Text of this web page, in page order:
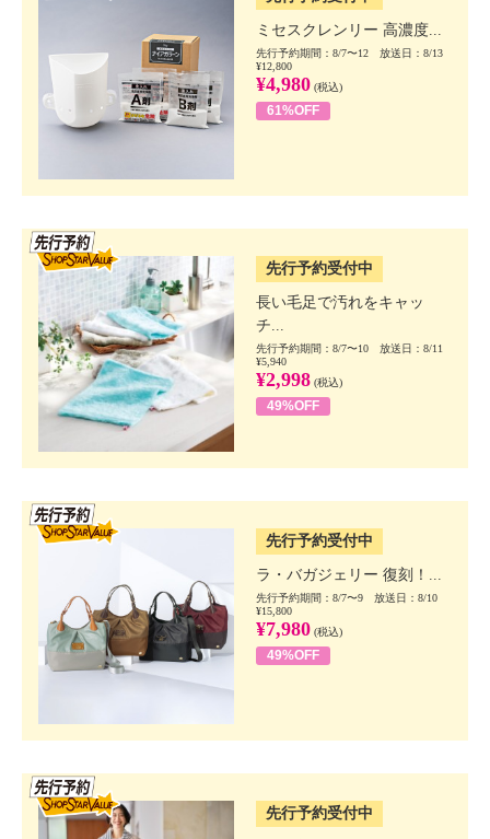
ミセスクレンリー 高濃度...
先行予約期間：8/7〜12 放送日：8/13
¥12,800
¥4,980 (税込)
61%OFF
先行予約受付中
長い毛足で汚れをキャッ
チ...
先行予約期間：8/7〜10 放送日：8/11
¥5,940
¥2,998 (税込)
49%OFF
先行予約受付中
ラ・バガジェリー 復刻！...
先行予約期間：8/7〜9 放送日：8/10
¥15,800
¥7,980 (税込)
49%OFF
先行予約受付中